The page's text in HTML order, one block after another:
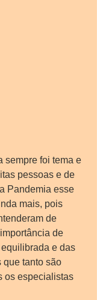
sempre foi tema e
pessoas e de
Pandemia esse
mais, pois
de
de
e das
que tanto são
os especialistas